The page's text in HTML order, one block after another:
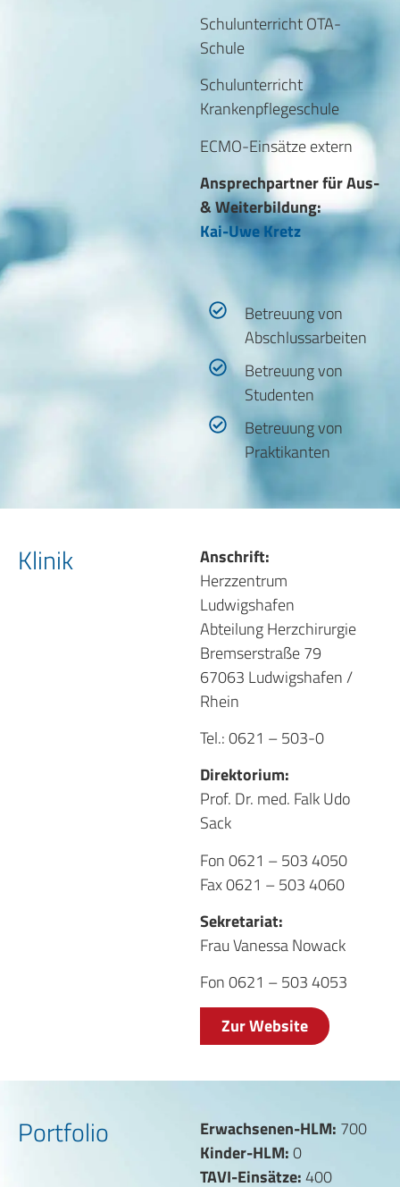
Schulunterricht OTA-
Schule
Schulunterricht
Krankenpflegeschule
ECMO-Einsätze extern
Ansprechpartner für Aus-
& Weiterbildung:
Kai-Uwe Kretz
Betreuung von
Abschlussarbeiten
Betreuung von
Studenten
Betreuung von
Praktikanten
Klinik
Anschrift:
Herzzentrum
Ludwigshafen
Abteilung Herzchirurgie
Bremserstraße 79
67063 Ludwigshafen /
Rhein
Tel.: 0621 – 503-0
Direktorium:
Prof. Dr. med. Falk Udo
Sack
Fon 0621 – 503 4050
Fax 0621 – 503 4060
Sekretariat:
Frau Vanessa Nowack
Fon 0621 – 503 4053
Zur Website
Portfolio Erwachsenen-HLM: 700
Kinder-HLM:0
TAVI-Einsätze:400